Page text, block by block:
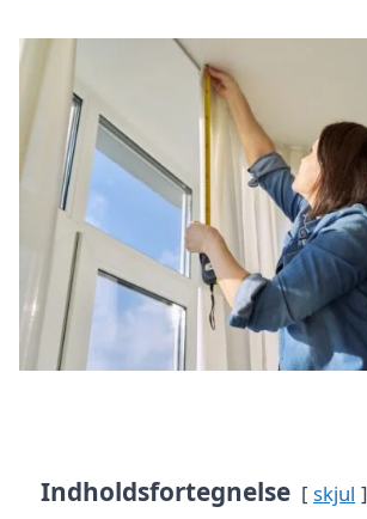
Indholdsfortegnelse skjul